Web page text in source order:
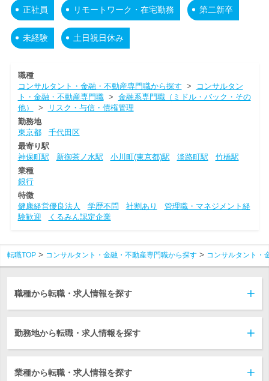
正社員 リモートワーク・在宅勤務 第二新卒
未経験 土日祝日休み
職種
コンサルタント・金融・不動産専門職から探す >
コンサルタン
ト・金融・不動産専門職> 金融系専門職（ミドル・バック・その
他）
>
リスク・与信・債権管理
勤務地
東京都
千代田区
最寄り駅
神保町駅
新御茶ノ水駅 小川町(東京都)駅 淡路町駅
竹橋駅
業種
銀行
特徴
健康経営優良法人
学歴不問 社割あり
管理職・マネジメント経
験歓迎
くるみん認定企業
転職TOP コンサルタント・金融・不動産専門職から探す コンサルタント・
職種から転職・求人情報を探す
勤務地から転職・求人情報を探す
業種から転職・求人情報を探す